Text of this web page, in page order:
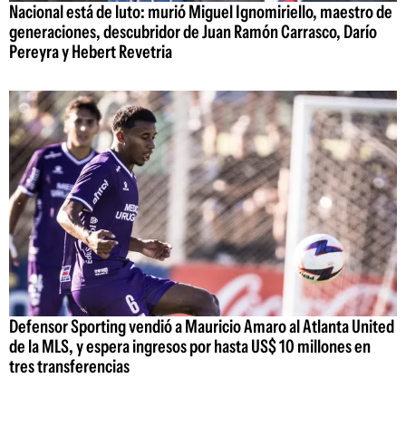
Nacional está de luto: murió Miguel Ignomiriello, maestro de
generaciones, descubridor de Juan Ramón Carrasco, Darío
Pereyra y Hebert Revetria
Defensor Sporting vendió a Mauricio Amaro al Atlanta United
de la MLS, y espera ingresos por hasta US$ 10 millones en
tres transferencias